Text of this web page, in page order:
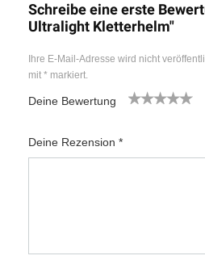
Schreibe eine erste
Ultralight Kletterhelm"
Ihre E-Mail-Adresse wird nicht
mit * markiert.
Deine Bewertung
Deine Rezension *